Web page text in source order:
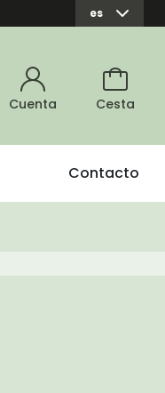
es
Cuenta Cesta
Contacto